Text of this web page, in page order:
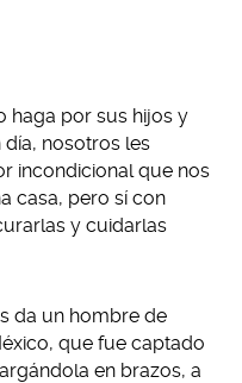
haga por sus hijos y
nosotros les
incondicional que nos
casa, pero sí con
y cuidarlas
da un hombre de
que fue captado
en brazos, a